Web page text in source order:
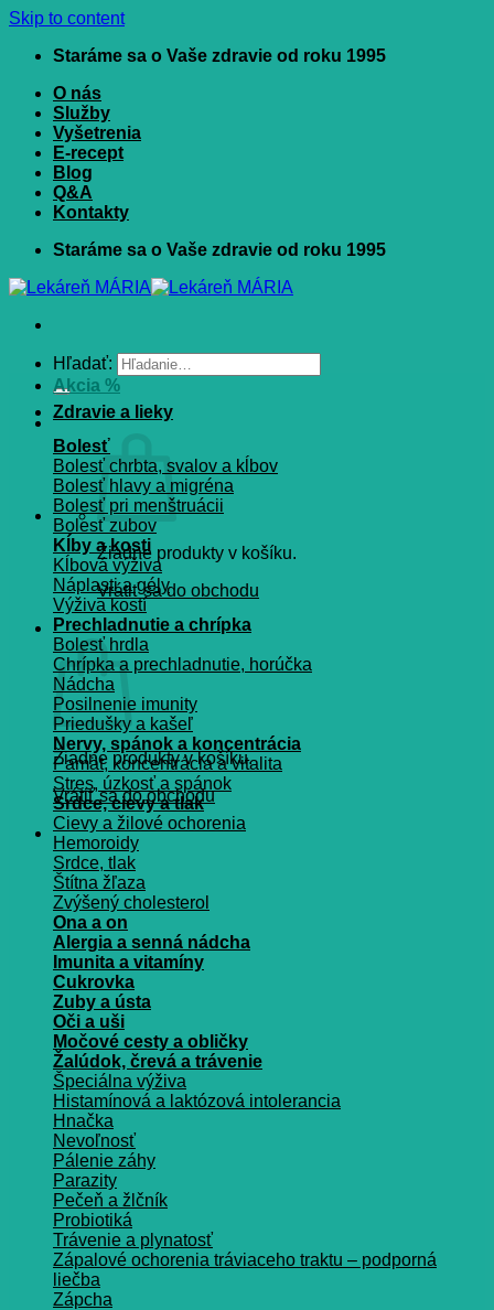
Skip to content
Staráme sa o Vaše zdravie od roku 1995
O nás
Služby
Vyšetrenia
E-recept
Blog
Q&A
Kontakty
Staráme sa o Vaše zdravie od roku 1995
Hľadať:
Žiadne produkty v košíku.
Vrátiť sa do obchodu
Košík
Žiadne produkty v košíku.
Vrátiť sa do obchodu
Akcia %
Zdravie a lieky
Bolesť
Bolesť chrbta, svalov a kĺbov
Bolesť hlavy a migréna
Bolesť pri menštruácii
Bolesť zubov
Kĺby a kosti
Kĺbová výživa
Náplasti a gély
Výživa kostí
Prechladnutie a chrípka
Bolesť hrdla
Chrípka a prechladnutie, horúčka
Nádcha
Posilnenie imunity
Priedušky a kašeľ
Nervy, spánok a koncentrácia
Pamät, koncentrácia a vitalita
Stres, úzkosť a spánok
Srdce, cievy a tlak
Cievy a žilové ochorenia
Hemoroidy
Srdce, tlak
Štítna žľaza
Zvýšený cholesterol
Ona a on
Alergia a senná nádcha
Imunita a vitamíny
Cukrovka
Zuby a ústa
Oči a uši
Močové cesty a obličky
Žalúdok, črevá a trávenie
Špeciálna výživa
Histamínová a laktózová intolerancia
Hnačka
Nevoľnosť
Pálenie záhy
Parazity
Pečeň a žlčník
Probiotiká
Trávenie a plynatosť
Zápalové ochorenia tráviaceho traktu – podporná
liečba
Zápcha